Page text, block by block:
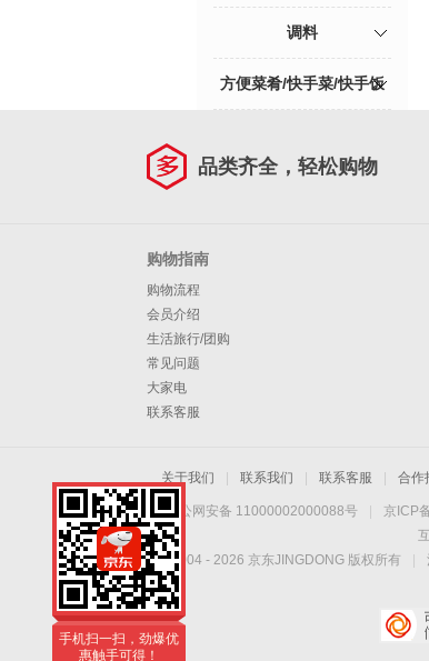
调料
方便菜肴/快手菜/快手饭
品类齐全，轻松购物
购物指南
购物流程
会员介绍
生活旅行/团购
常见问题
大家电
联系客服
关于我们 联系我们 联系客服 合作
京公网安备 11000002000088号 京ICP
Copyright © 2004 - 2026 京东JINGDONG 版权所有
手机扫一扫，劲爆优
惠触手可得！
手机扫一扫，劲爆优
惠触手可得！